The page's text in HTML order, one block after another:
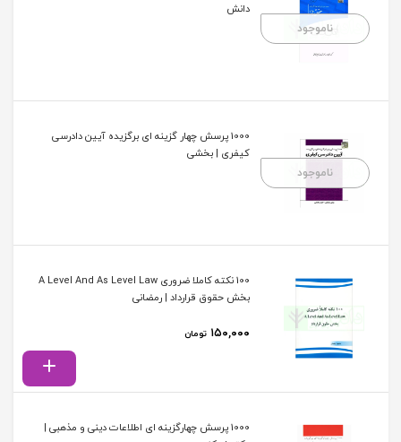
ناموجود
دانش
ناموجود
1000 پرسش چهار گزینه ای برگزیده آیین دادرسی
کیفری | بخشی
100 نکته کاملا ضروری A Level And As Level Law
بخش حقوق قرارداد | رمضانی
۱۵۰,۰۰۰ تومان
1000 پرسش چهارگزینه ای اطلاعات دینی و مذهبی |